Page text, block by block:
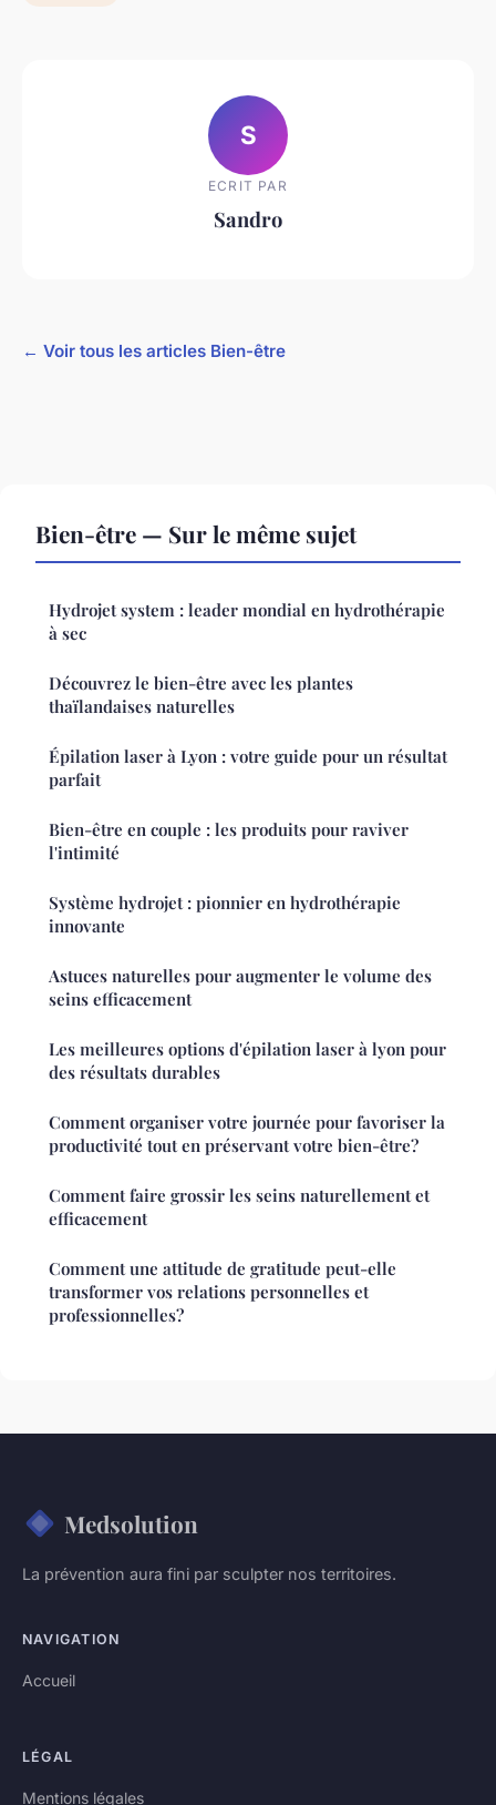
S
ECRIT PAR
Sandro
← Voir tous les articles Bien-être
Bien-être — Sur le même sujet
Hydrojet system : leader mondial en hydrothérapie
à sec
Découvrez le bien-être avec les plantes
thaïlandaises naturelles
Épilation laser à Lyon : votre guide pour un résultat
parfait
Bien-être en couple : les produits pour raviver
l'intimité
Système hydrojet : pionnier en hydrothérapie
innovante
Astuces naturelles pour augmenter le volume des
seins efficacement
Les meilleures options d'épilation laser à lyon pour
des résultats durables
Comment organiser votre journée pour favoriser la
productivité tout en préservant votre bien-être?
Comment faire grossir les seins naturellement et
efficacement
Comment une attitude de gratitude peut-elle
transformer vos relations personnelles et
professionnelles?
Medsolution
La prévention aura fini par sculpter nos territoires.
NAVIGATION
Accueil
LÉGAL
Mentions légales